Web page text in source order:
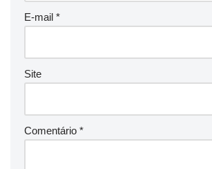
E-mail *
Site
Comentário *